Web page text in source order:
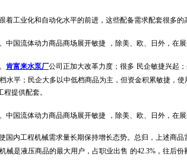
工业化和自动化水平的前进，这些配备需求配套很多
中国流体动力商品商场展开敏捷 ，除美、欧、日外，在
肯富来水泵厂公司正加大改革力度；很多 民企敏捷兴起
水平；民企大多以中低档商品为主，但资金积累敏捷，
提供配套。
中国流体动力商品商场展开敏捷 ，除美、欧、日外，在
内工程机械需求量长期保持增长态势。总归，上述商
械是液压商品的最大用户，占职业出售 的42.3% ，往后